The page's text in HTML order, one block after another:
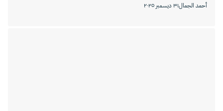
أحمد الجمال٣١ ديسمبر ٢٠٢٥